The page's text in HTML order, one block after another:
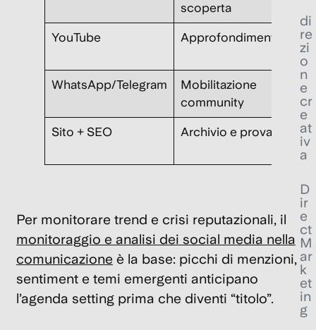
scoperta
YouTube Approfondimento
WhatsApp/Telegram
Mobilitazione
community
Sito + SEO Archivio e prova
Per monitorare trend e crisi reputazionali, il
monitoraggio e analisi dei social media nella
comunicazione è la base: picchi di menzioni,
sentiment e temi emergenti anticipano
l’agenda setting prima che diventi “titolo”.
di
re
zi
o
n
e
cr
e
at
iv
a
D
ir
e
ct
M
ar
k
et
in
g